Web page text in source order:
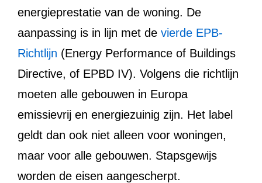
energieprestatie van de woning. De
aanpassing is in lijn met de vierde EPB-
Richtlijn (Energy Performance of Buildings
Directive, of EPBD IV). Volgens die richtlijn
moeten alle gebouwen in Europa
emissievrij en energiezuinig zijn. Het label
geldt dan ook niet alleen voor woningen,
maar voor alle gebouwen. Stapsgewijs
worden de eisen aangescherpt.